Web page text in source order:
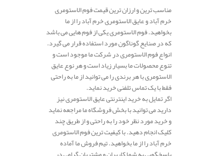
مناسب ترین و ارزان ترین قیمت فوم الاستومری
خرم آباد و عایق الاستومری خرم آباد را از ما
بخواهید. فوم الاستومری یکی از فوم هایی می باشد
که در صنایع گوناگون مورد استفاده قرار می گیرد.
انواع فوم الاستومری در شرکت ما موجود است و
تنوع محصولات ما بسیار زیاد است و هر نوع عایق
الاستومری با هر برندی را می توانید از ما به راحتی
فقط با یک تماس تلفنی خرید نماید.
اگر تمایل به خرید اینترنتی عایق الاستومری نیز
دارید می توانید با بخش فروشگاه ما مراجعه نماید
و خرید مورد نظر خود را به راحتی و از طریق چند
کلیک انجام دهید. با کیفیت ترین فوم الاستومری
خرم آباد را از ما بخواهید. تیم فروش ما آماده